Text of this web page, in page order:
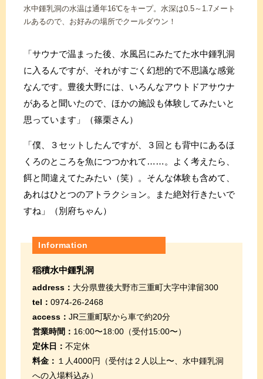
水中鍾乳洞の水温は通年16℃をキープ。水深は0.5～1.7メート
ルあるので、お好みの場所でクールダウン！
「サウナで温まった後、水風呂にみたてた水中鍾乳洞
に入るんですが、それがすごく幻想的で不思議な感覚
なんです。豊後大野には、いろんなアウトドアサウナ
があると聞いたので、ほかの施設も体験してみたいと
思っています」（篠栗さん）
「僕、３セットしたんですが、３回とも背中にあるほ
くろのところを魚につつかれて……。よく考えたら、
餌と間違えてたみたい（笑）。そんな体験も含めて、
あれはひとつのアトラクション。また絶対行きたいで
すね」（別府ちゃん）
Information
稲積水中鍾乳洞
address： 大分県豊後大野市三重町大字中津留300
tel： 0974-26-2468
access： JR三重町駅から車で約20分
営業時間： 16:00〜18:00（受付15:00〜）
定休日： 不定休
料金： １人4000円（受付は２人以上〜、水中鍾乳洞
への入場料込み）